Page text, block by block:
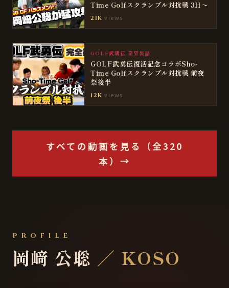
Time Golfスクランブル対抗戦 3H〜
21K views
GOLF武勇伝 業界裏話
GOLF武勇伝復活記念コラボSho-
Time Golfスクランブル対抗戦 前夜
祭後半
12K views
すべての動画を見る（全320
本）→
PROFILE
岡﨑 公聡 ／ KOSO